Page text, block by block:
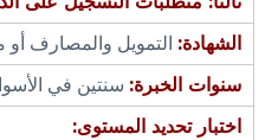
الشهادة: التمويل والمصارف أو
سنوات الخبرة: سنتين في
اختبار تحديد المستوى: